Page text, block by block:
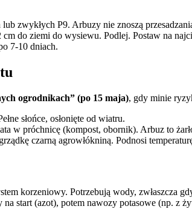
zwykłych P9. Arbuzy nie znoszą
cm do ziemi do wysiewu. Podlej. Postaw na
7-10 dniach.
ogrodnikach” (po 15 maja), gdy minie
słońce, osłonięte od wiatru.
w próchnicę (kompost, obornik). Arbuz to
czarną agrowłókniną. Podnosi
korzeniowy. Potrzebują wody, zwłaszcza
start (azot), potem nawozy potasowe (np. z